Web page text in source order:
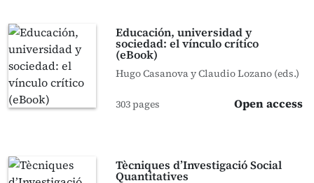
Educación, universidad y
sociedad: el vínculo crítico
(eBook)
Hugo Casanova y Claudio Lozano (eds.)
303 pages Open access
Tècniques d’Investigació Social
Quantitatives